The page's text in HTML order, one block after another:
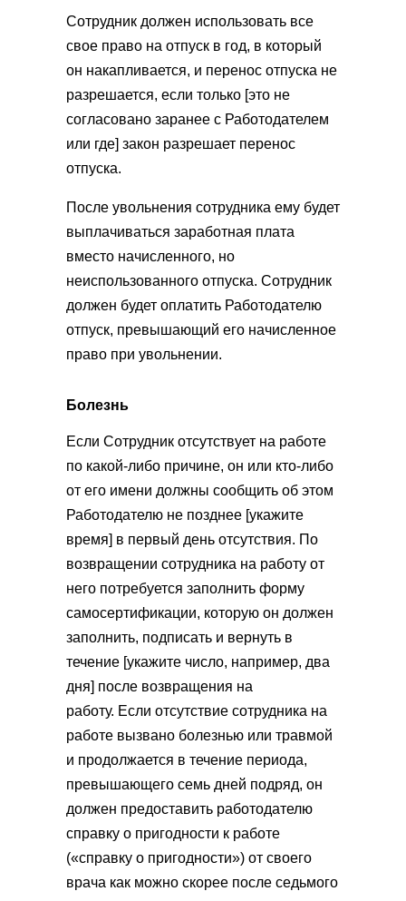
Сотрудник должен использовать все
свое право на отпуск в год, в который
он накапливается, и перенос отпуска не
разрешается, если только [это не
согласовано заранее с Работодателем
или где] закон разрешает перенос
отпуска.
После увольнения сотрудника ему будет
выплачиваться заработная плата
вместо начисленного, но
неиспользованного отпуска. Сотрудник
должен будет оплатить Работодателю
отпуск, превышающий его начисленное
право при увольнении.
Болезнь
Если Сотрудник отсутствует на работе
по какой-либо причине, он или кто-либо
от его имени должны сообщить об этом
Работодателю не позднее [укажите
время] в первый день отсутствия. По
возвращении сотрудника на работу от
него потребуется заполнить форму
самосертификации, которую он должен
заполнить, подписать и вернуть в
течение [укажите число, например, два
дня] после возвращения на
работу. Если отсутствие сотрудника на
работе вызвано болезнью или травмой
и продолжается в течение периода,
превышающего семь дней подряд, он
должен предоставить работодателю
справку о пригодности к работе
(«справку о пригодности») от своего
врача как можно скорее после седьмого